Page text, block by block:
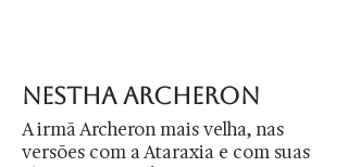
nestha archeron
A irmã Archeron mais velha, nas
versões com a Ataraxia e com suas